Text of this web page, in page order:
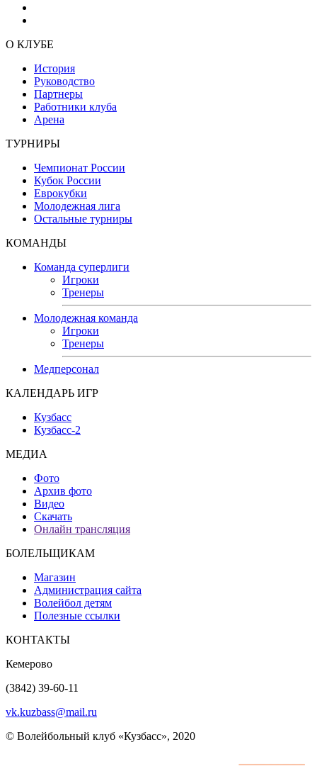
О КЛУБЕ
История
Руководство
Партнеры
Работники клуба
Арена
ТУРНИРЫ
Чемпионат России
Кубок России
Еврокубки
Молодежная лига
Остальные турниры
КОМАНДЫ
Команда суперлиги
Игроки
Тренеры
Молодежная команда
Игроки
Тренеры
Медперсонал
КАЛЕНДАРЬ ИГР
Кузбасс
Кузбасс-2
МЕДИА
Фото
Архив фото
Видео
Скачать
Онлайн трансляция
БОЛЕЛЬЩИКАМ
Магазин
Администрация сайта
Волейбол детям
Полезные ссылки
КОНТАКТЫ
Кемерово
(3842) 39-60-11
vk.kuzbass@mail.ru
© Волейбольный клуб «Кузбасс», 2020